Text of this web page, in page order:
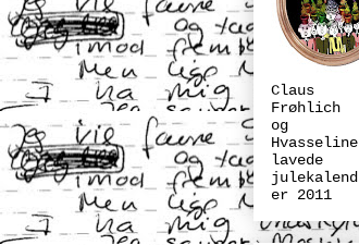
Claus
Frøhlich
og
Hvasseline
lavede
julekalend
er 2011